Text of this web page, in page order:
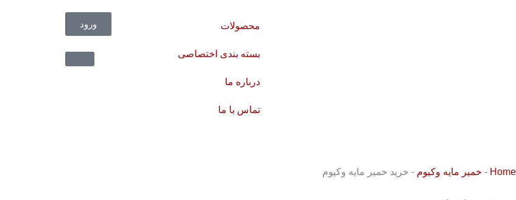
محصولات
بسته بندی اختصاصی
درباره ما
تماس با ما
ورود
Home
- خمیر مایه وکیوم - خرید خمیر مایه وکیوم